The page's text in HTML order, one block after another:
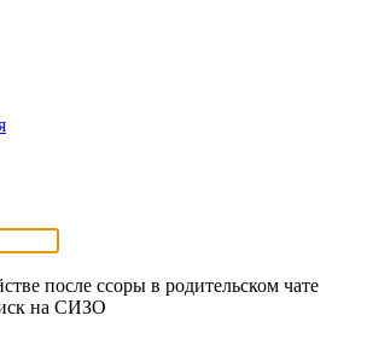
после ссоры в родительском чате
на СИЗО